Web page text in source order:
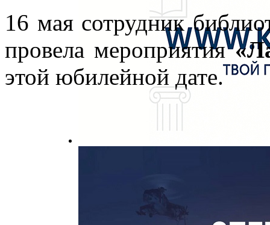
16 мая сотрудник
провела мероприятия
этой юбилейной дате.